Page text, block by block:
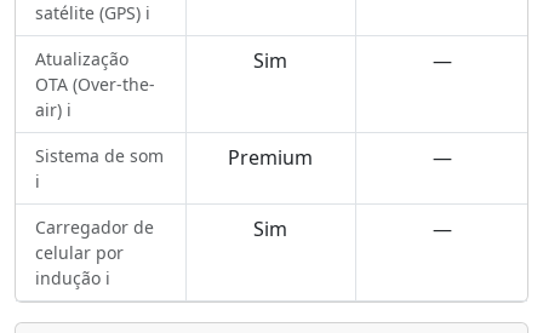
satélite (GPS) ℹ️
Atualização
OTA (Over-the-
air) ℹ️
Sim —
Sistema de som
ℹ️
Premium —
Carregador de
celular por
indução ℹ️
Sim —